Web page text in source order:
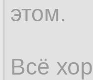
этом.
Всё